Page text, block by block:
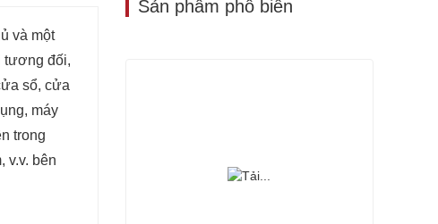
và một
tương đối,
sổ, cửa
máy
trong
v.v. bên
Sản phẩm phổ biến